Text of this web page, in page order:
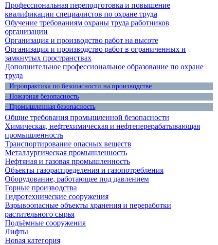
Профессиональная переподготовка и повышение
квалификации специалистов по охране труда
Обучение требованиям охраны труда работников
организации
Организация и производство работ на высоте
Организация и производство работ в ограниченных и
замкнутых пространствах
Дополнительное профессиональное образование по охране
труда
· Игропрактика по безопасности на производстве
· Пожарная безопасность
· Промышленная безопасность
Общие требования промышленной безопасности
Химическая, нефтехимическая и нефтеперерабатывающая
промышленность
Транспортирование опасных веществ
Металлургическая промышленность
Нефтяная и газовая промышленность
Объекты газораспределения и газопотребления
Оборудование, работающее под давлением
Горные производства
Гидротехнические сооружения
Взрывоопасные объекты хранения и переработки
растительного сырья
Подъёмные сооружения
Лифты
Новая категория